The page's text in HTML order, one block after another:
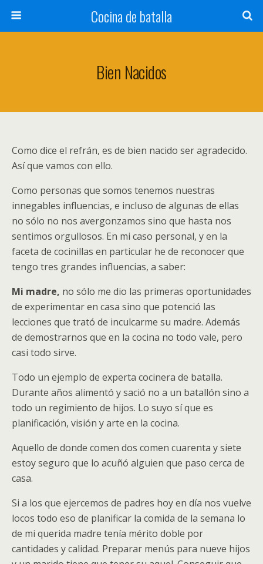
Cocina de batalla
Bien Nacidos
Como dice el refrán, es de bien nacido ser agradecido.
Así que vamos con ello.
Como personas que somos tenemos nuestras
innegables influencias, e incluso de algunas de ellas
no sólo no nos avergonzamos sino que hasta nos
sentimos orgullosos. En mi caso personal, y en la
faceta de cocinillas en particular he de reconocer que
tengo tres grandes influencias, a saber:
Mi madre, no sólo me dio las primeras oportunidades
de experimentar en casa sino que potenció las
lecciones que trató de inculcarme su madre. Además
de demostrarnos que en la cocina no todo vale, pero
casi todo sirve.
Todo un ejemplo de experta cocinera de batalla.
Durante años alimentó y sació no a un batallón sino a
todo un regimiento de hijos. Lo suyo sí que es
planificación, visión y arte en la cocina.
Aquello de donde comen dos comen cuarenta y siete
estoy seguro que lo acuñó alguien que paso cerca de
casa.
Si a los que ejercemos de padres hoy en día nos vuelve
locos todo eso de planificar la comida de la semana lo
de mi querida madre tenía mérito doble por
cantidades y calidad. Preparar menús para nueve hijos